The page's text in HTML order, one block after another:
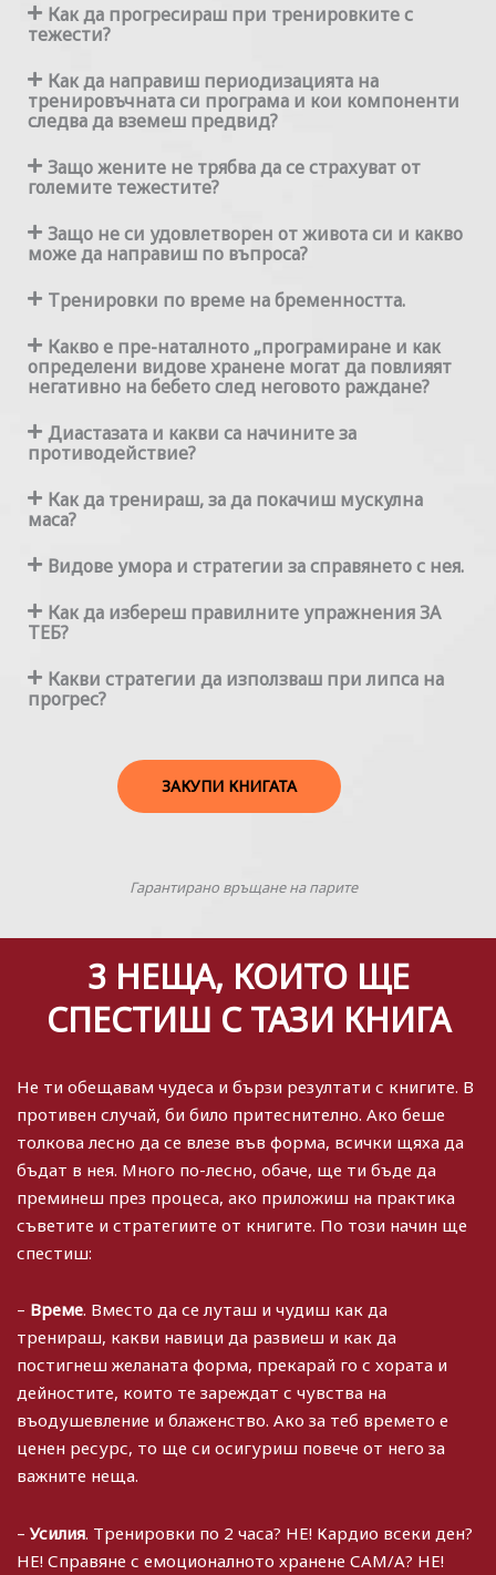
Как да прогресираш при тренировките с
тежести?
Как да направиш периодизацията на
тренировъчната си програма и кои компоненти
следва да вземеш предвид?
Защо жените не трябва да се страхуват от
големите тежестите?
Защо не си удовлетворен от живота си и какво
може да направиш по въпроса?
Тренировки по време на бременността.
Какво е пре-наталното „програмиране и как
определени видове хранене могат да повлияят
негативно на бебето след неговото раждане?
Диастазата и какви са начините за
противодействие?
Как да тренираш, за да покачиш мускулна
маса?
Видове умора и стратегии за справянето с нея.
Как да избереш правилните упражнения ЗА
ТЕБ?
Какви стратегии да използваш при липса на
прогрес?
ЗАКУПИ КНИГАТА
Гарантирано връщане на парите​
3 НЕЩА, КОИТО ЩЕ
СПЕСТИШ С ТАЗИ КНИГА
Не ти обещавам чудеса и бързи резултати с книгите. В
противен случай, би било притеснително. Ако беше
толкова лесно да се влезе във форма, всички щяха да
бъдат в нея. Много по-лесно, обаче, ще ти бъде да
преминеш през процеса, ако приложиш на практика
съветите и стратегиите от книгите. По този начин ще
спестиш:
– Време. Вместо да се луташ и чудиш как да
тренираш, какви навици да развиеш и как да
постигнеш желаната форма, прекарай го с хората и
дейностите, които те зареждат с чувства на
въодушевление и блаженство. Ако за теб времето е
ценен ресурс, то ще си осигуриш повече от него за
важните неща.
–Усилия. Тренировки по 2 часа? НЕ! Кардио всеки ден?
НЕ! Справяне с емоционалното хранене САМ/А? НЕ!